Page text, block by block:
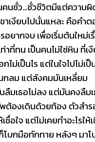
นคนชั่ว…ชั่วชีวิตมีแต่ความ
าเงียบไปนั่นแหละ คือคำ
อยากจบ เพื่อเริ่มต้นใหม่
าที่ทน เป็นคนไม่ใช่หิน ที่เ
ไม่เป็นไร แต่ในใจไปไม่เป็
กลม แต่สังคมมันเหลี่ยม
ลืมเธอไม่ลง แต่มันคงลืม
ต้องเดินด้วยท้อง ตัวสำ
ชื่อใจ แต่ไม่เคยทำอะไรให้
โบกมือทักทาย หลังๆ มาโ